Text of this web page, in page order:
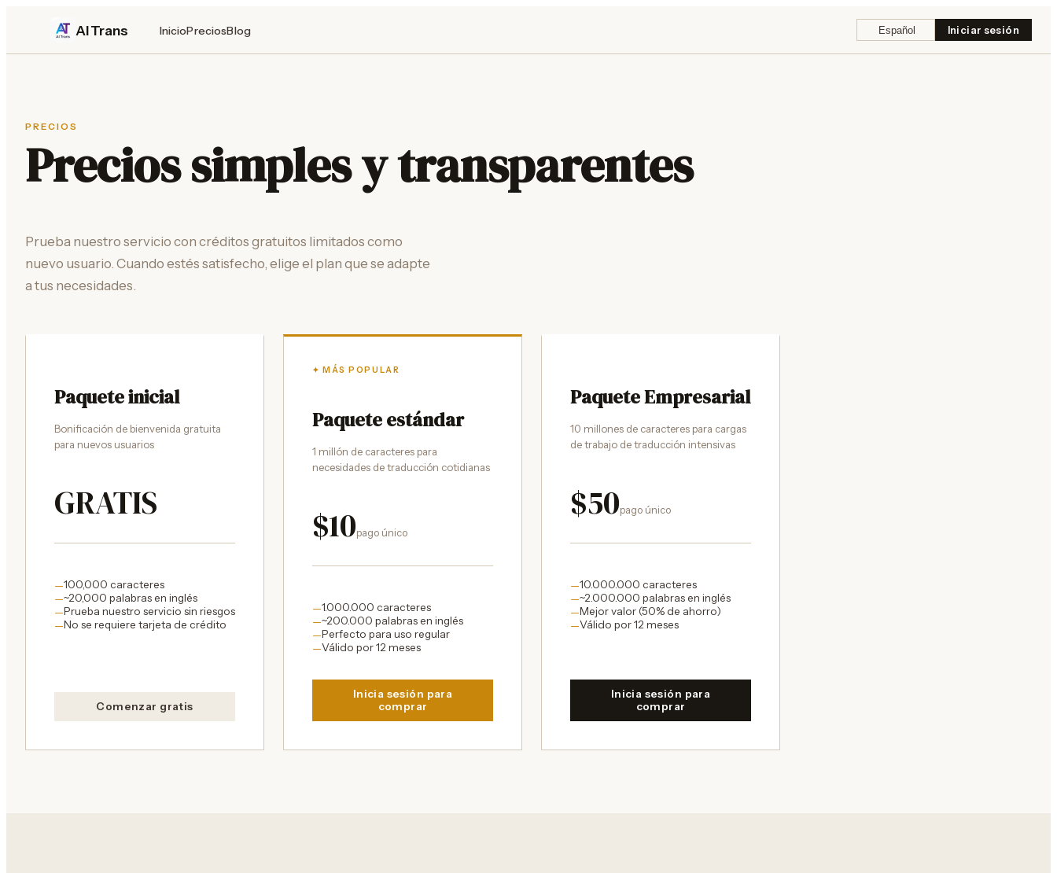
AI Trans InicioPreciosBlog Español Iniciar sesión
PRECIOS
Precios simples y transparentes
Prueba nuestro servicio con créditos gratuitos limitados como
nuevo usuario. Cuando estés satisfecho, elige el plan que se adapte
a tus necesidades.
Paquete inicial
Bonificación de bienvenida gratuita
para nuevos usuarios
GRATIS
—100,000 caracteres
—~20,000 palabras en inglés
—Prueba nuestro servicio sin riesgos
—No se requiere tarjeta de crédito
Comenzar gratis
✦ MÁS POPULAR
Paquete estándar
1 millón de caracteres para
necesidades de traducción cotidianas
$10pago único
—1.000.000 caracteres
—~200.000 palabras en inglés
—Perfecto para uso regular
—Válido por 12 meses
Inicia sesión para
comprar
Paquete Empresarial
10 millones de caracteres para cargas
de trabajo de traducción intensivas
$50pago único
—10.000.000 caracteres
—~2.000.000 palabras en inglés
—Mejor valor (50% de ahorro)
—Válido por 12 meses
Inicia sesión para
comprar